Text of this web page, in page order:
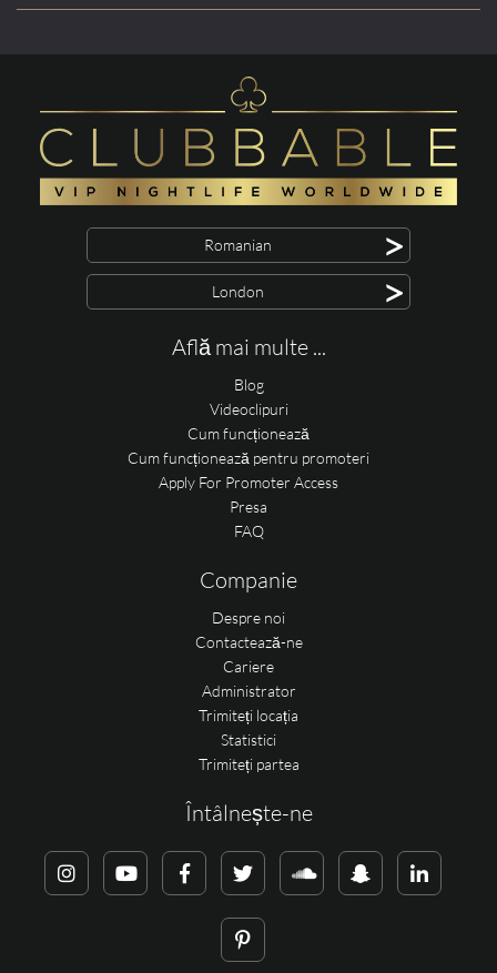
Romanian >
London >
Află mai multe ...
Blog
Videoclipuri
Cum funcționează
Cum funcționează pentru promoteri
Apply For Promoter Access
Presa
FAQ
Companie
Despre noi
Contactează-ne
Cariere
Administrator
Trimiteți locația
Statistici
Trimiteți partea
Întâlnește-ne